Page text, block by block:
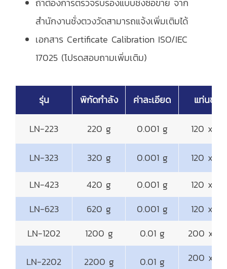
สำนักงานชั่งตวงวัดสามารถแจ้งเพิ่มเติมได้
เอกสาร Certificate Calibration ISO/IEC
17025 (โปรดสอบถามเพิ่มเติม)
รุ่น พิกัดกำลัง ค่าละเอียด แท่นชั่ง
LN-223 220 g 0.001 g 120 x
LN-323 320 g 0.001 g
120 x
LN-423
420 g 0.001 g
120 x
LN-623
620 g 0.001 g
120 x
LN-1202
1200 g 0.01 g 200 x
LN-2202 2200 g 0.01 g 200 x